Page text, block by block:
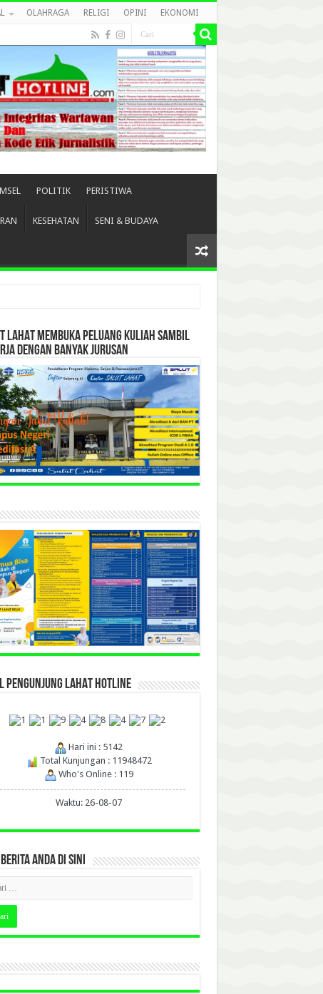
OLAHRAGA RELIGI OPINI EKONOMI
POLITIK PERISTIWA
KESEHATAN SENI & BUDAYA
LAHAT MEMBUKA PELUANG KULIAH SAMBIL
DENGAN BANYAK JURUSAN
PENGUNJUNG LAHAT HOTLINE
Hari ini : 5142
Total Kunjungan : 11948472
Who's Online : 119
Waktu: 26-08-07
ANDA DI SINI